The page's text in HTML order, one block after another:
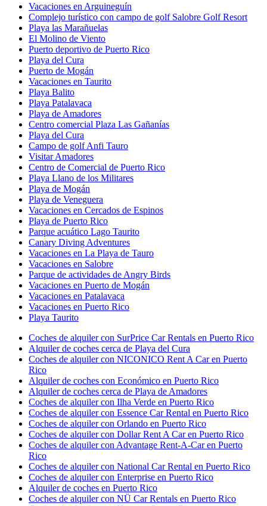
Vacaciones en Arguineguín
Complejo turístico con campo de golf Salobre Golf Resort
Playa las Marañuelas
El Molino de Viento
Puerto deportivo de Puerto Rico
Playa del Cura
Puerto de Mogán
Vacaciones en Taurito
Playa Balito
Playa Patalavaca
Playa de Amadores
Centro comercial Plaza Las Gañanías
Playa del Cura
Campo de golf Anfi Tauro
Visitar Amadores
Centro de Comercial de Puerto Rico
Playa Llano de los Militares
Playa de Mogán
Playa de Veneguera
Vacaciones en Cercados de Espinos
Playa de Puerto Rico
Parque acuático Lago Taurito
Canary Diving Adventures
Vacaciones en La Playa de Tauro
Vacaciones en Salobre
Parque de actividades de Angry Birds
Vacaciones en Puerto de Mogán
Vacaciones en Patalavaca
Vacaciones en Puerto Rico
Playa Taurito
Coches de alquiler con SurPrice Car Rentals en Puerto Rico
Alquiler de coches cerca de Playa del Cura
Coches de alquiler con NICONICO Rent A Car en Puerto
Rico
Alquiler de coches con Económico en Puerto Rico
Alquiler de coches cerca de Playa de Amadores
Coches de alquiler con Ilha Verde en Puerto Rico
Coches de alquiler con Essence Car Rental en Puerto Rico
Coches de alquiler con Orlando en Puerto Rico
Coches de alquiler con Dollar Rent A Car en Puerto Rico
Coches de alquiler con Advantage Rent-A-Car en Puerto
Rico
Coches de alquiler con National Car Rental en Puerto Rico
Coches de alquiler con Enterprise en Puerto Rico
Alquiler de coches en Puerto Rico
Coches de alquiler con NÜ Car Rentals en Puerto Rico